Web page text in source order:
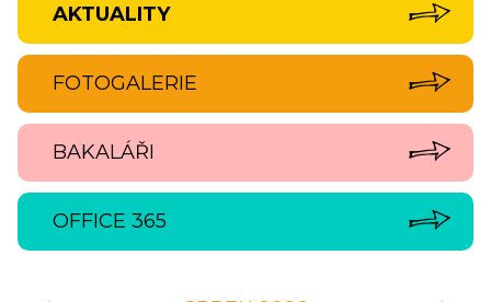
AKTUALITY
FOTOGALERIE
BAKALÁŘI
OFFICE 365